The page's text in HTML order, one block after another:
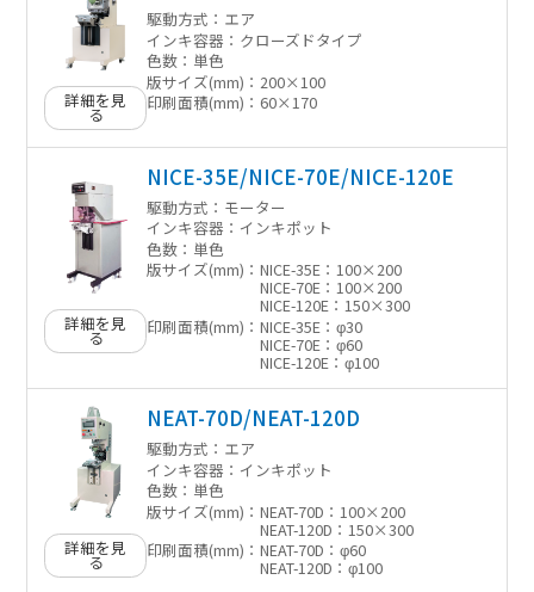
詳細を見
る
駆動方式： エア
インキ容器： クローズドタイプ
色数： 単色
版サイズ(mm)： 200×100
印刷面積(mm)：60×170
詳細を見
る
NICE-35E/NICE-70E/NICE-120E
駆動方式： モーター
インキ容器： インキポット
色数： 単色
版サイズ(mm)：NICE-35E：100×200
NICE-70E：100×200
NICE-120E：150×300
印刷面積(mm)：NICE-35E：φ30
NICE-70E：φ60
NICE-120E：φ100
詳細を見
る
NEAT-70D/NEAT-120D
駆動方式： エア
インキ容器： インキポット
色数： 単色
版サイズ(mm)：NEAT-70D：100×200
NEAT-120D：150×300
印刷面積(mm)：NEAT-70D：φ60
NEAT-120D：φ100